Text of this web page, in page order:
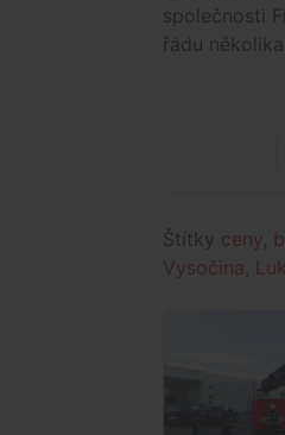
společnosti
řádu
Štítky ceny
Vysočina